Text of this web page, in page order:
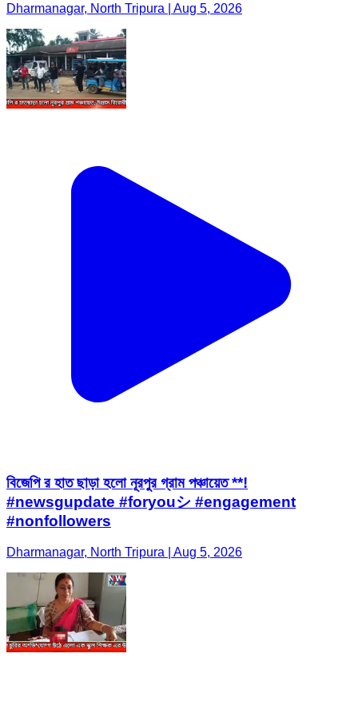
Dharmanagar, North Tripura | Aug 5, 2026
বিজেপি র হাত ছাড়া হলো নূরপুর গ্রাম পঞ্চায়েত **!
#newsgupdate #foryouシ #engagement
#nonfollowers
Dharmanagar, North Tripura | Aug 5, 2026